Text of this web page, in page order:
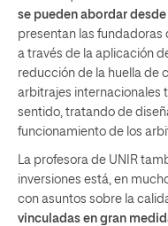
se pueden abordar
presentan las fundadoras
a través de la aplicación
reducción de la huella de
arbitrajes internacionales
sentido, tratando de
funcionamiento de los
La profesora de UNIR
inversiones está, en
con asuntos sobre la
vinculadas en gran